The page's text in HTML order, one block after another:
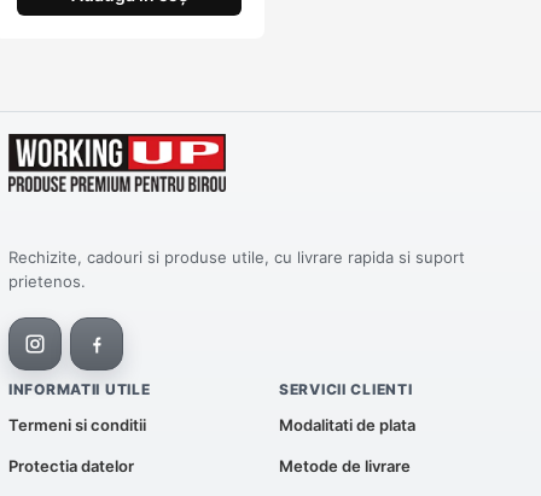
Rechizite, cadouri si produse utile, cu livrare rapida si suport
prietenos.
INFORMATII UTILE
Termeni si conditii
Protectia datelor
SERVICII CLIENTI
Modalitati de plata
Metode de livrare